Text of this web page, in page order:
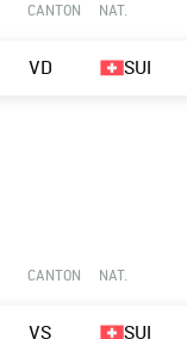
CANTON NAT.
VD SUI
CANTON NAT.
VS SUI